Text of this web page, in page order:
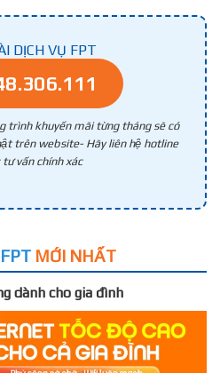
DỊCH VỤ FPT
trình khuyến mãi từng tháng sẽ có
trên website- Hãy liên hệ hotline
tư vấn chính xác
MỚI NHẤT
dành cho gia đình